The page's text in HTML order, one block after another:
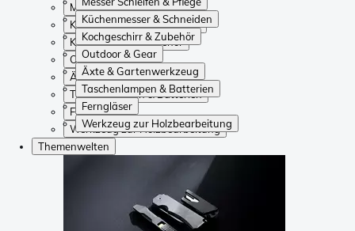
Küchenmesser & Schneiden
Kochgeschirr & Zubehör
Outdoor & Gear
Äxte & Gartenwerkzeug
Taschenlampen & Batterien
Ferngläser
Werkzeug zur Holzbearbeitung
Messer Schleifen & Pflege
Küchenmesser & Schneiden
Kochgeschirr & Zubehör
Outdoor & Gear
Äxte & Gartenwerkzeug
Taschenlampen & Batterien
Ferngläser
Werkzeug zur Holzbearbeitung
Themenwelten